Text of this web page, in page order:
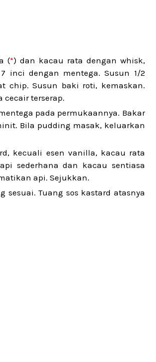
(*) dan kacau rata dengan whisk,
inci dengan mentega. Susun 1/2
chip. Susun baki roti, kemaskan.
terserap.
pada permukaannya. Bakar
Bila pudding masak, keluarkan
kecuali esen vanilla, kacau rata
sederhana dan kacau sentiasa
api. Sejukkan.
sesuai. Tuang sos kastard atasnya